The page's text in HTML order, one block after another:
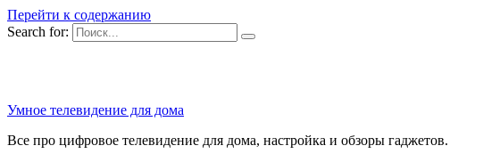
Перейти к содержанию
Search for:
Умное телевидение для дома
Все про цифровое телевидение для дома, настройка и обзоры гаджетов.